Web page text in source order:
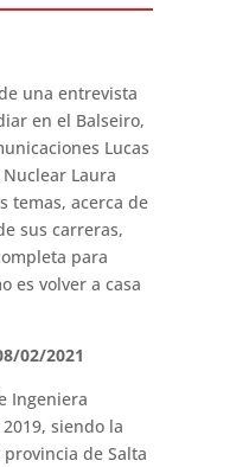
una entrevista
en el Balseiro,
Lucas
Laura
temas, acerca de
sus carreras,
para
es volver a casa
02/2021
Ingeniera
siendo la
de Salta